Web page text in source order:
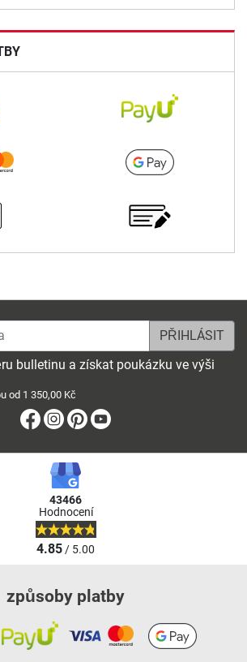
bulletinu a získat poukázku ve výši
od 1 350,00 Kč
Facebook
Instagram
Pinterest
43466
Hodnocení
4.85/ 5.00
způsoby platby